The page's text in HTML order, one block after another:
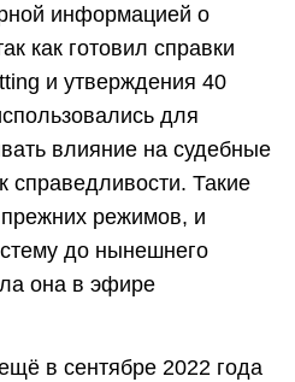
информацией о
как готовил справки
и утверждения 40
для
влияние на судебные
справедливости. Такие
режимов, и
до нынешнего
она в эфире
в сентябре 2022 года